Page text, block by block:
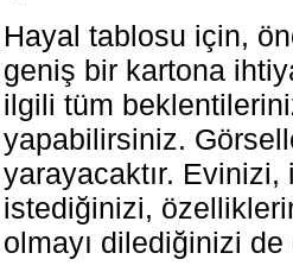
Hayal tablosu için,
geniş bir kartona
ilgili tüm
yapabilirsiniz.
yarayacaktır. Evinizi,
istediğinizi,
olmayı dilediğinizi